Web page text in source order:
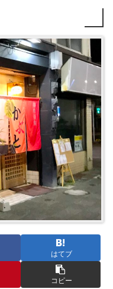
はてブ
コピー